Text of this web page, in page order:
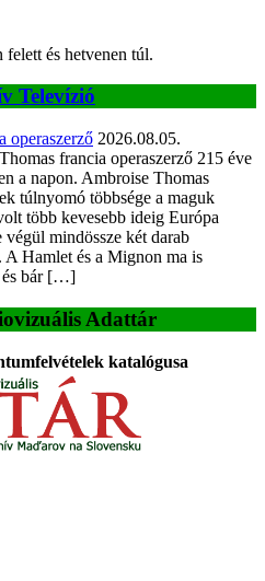
és hetvenen túl.
Televízió
operaszerző 2026.08.05.
francia operaszerző 215 éve
a napon. Ambroise Thomas
túlnyomó többsége a maguk
több kevesebb ideig Európa
végül mindössze két darab
Hamlet és a Mignon ma is
és bár […]
Adattár
katalógusa